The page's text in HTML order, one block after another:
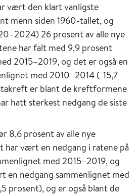
vært den klart vanligste
menn siden 1960-tallet, og
26 prosent av alle nye
har falt med 9,9 prosent
2015–2019, og det er også en
med 2010–2014 (-15,7
er blant de kreftformene
hatt sterkest nedgang de siste
8,6 prosent av alle nye
vært en nedgang i ratene på
med 2015–2019, og
en nedgang sammenlignet med
prosent), og er også blant de